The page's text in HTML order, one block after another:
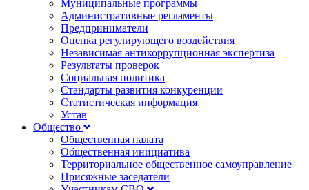
Муниципальные программы
Административные регламенты
Предприниматели
Оценка регулирующего воздействия
Независимая антикоррупционная экспертиза
Результаты проверок
Социальная политика
Стандарты развития конкуренции
Статистическая информация
Устав
Общество
Общественная палата
Общественная инициатива
Территориальное общественное самоуправление
Присяжные заседатели